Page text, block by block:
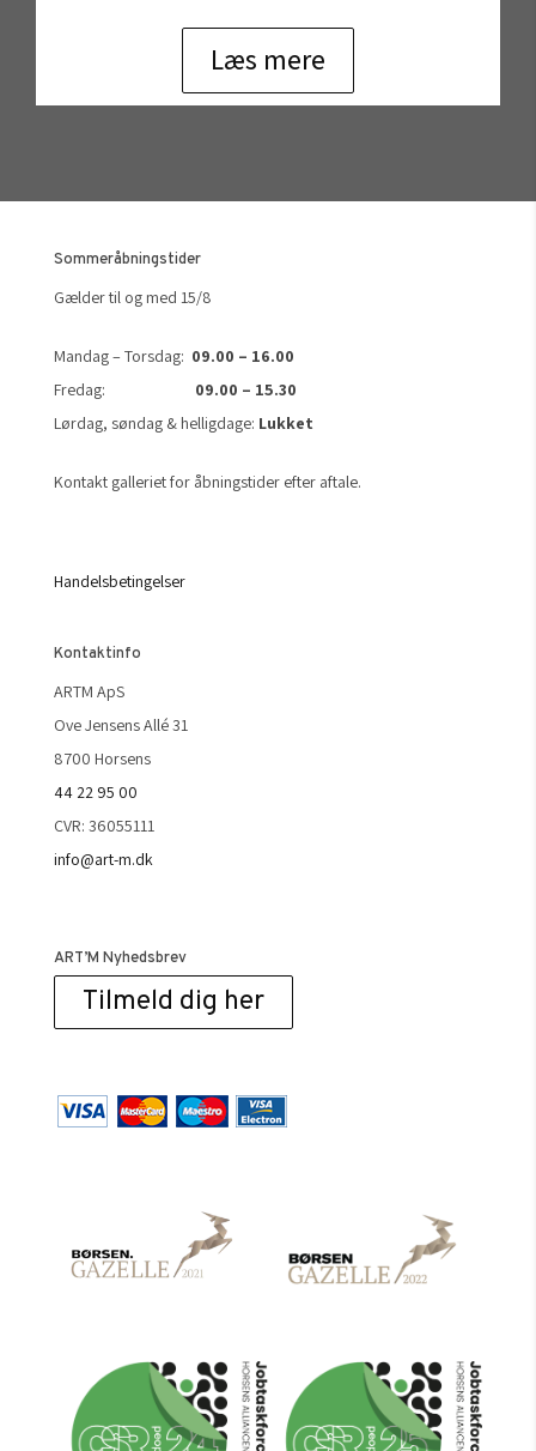
Læs mere
Sommeråbningstider
Gælder til og med 15/8
Mandag – Torsdag: 09.00 – 16.00
Fredag: 09.00 – 15.30
Lørdag, søndag & helligdage: Lukket
Kontakt galleriet for åbningstider efter aftale.
Handelsbetingelser
Kontaktinfo
ARTM ApS
Ove Jensens Allé 31
8700 Horsens
44 22 95 00
CVR: 36055111
info@art-m.dk
ART’M Nyhedsbrev
Tilmeld dig her